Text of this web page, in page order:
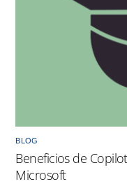
BLOG
Beneficios de
Microsoft